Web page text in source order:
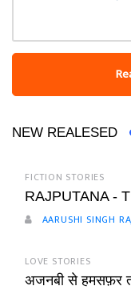
NEW REALESED
FICTION STORIES
RAJPUTANA -
AARUSHI SINGH
LOVE STORIES
अजनबी से हमसफ़र